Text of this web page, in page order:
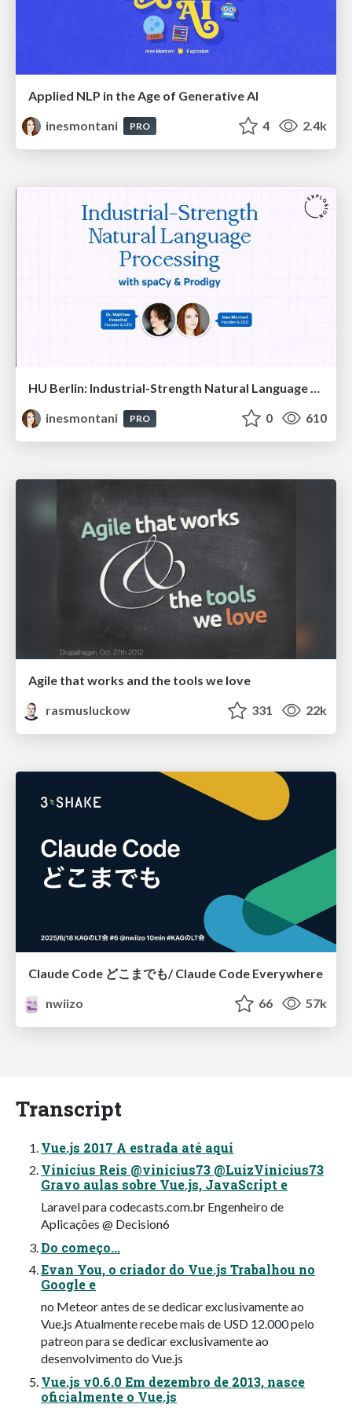
Applied NLP in the Age of Generative AI
inesmontani
PRO 4 2.4k
HU Berlin: Industrial-Strength Natural Language Processing with spaCy and Prodigy
inesmontani
PRO 0 610
Agile that works and the tools we love
rasmusluckow
331 22k
Claude Code どこまでも/ Claude Code Everywhere
nwiizo
66 57k
Transcript
Vue.js 2017 A estrada até aqui
Vinicius Reis @vinicius73 @LuizVinicius73
Gravo aulas sobre Vue.js, JavaScript e
Laravel para codecasts.com.br Engenheiro de
Aplicações @ Decision6
Do começo...
Evan You, o criador do Vue.js Trabalhou no
Google e
no Meteor antes de se dedicar exclusivamente ao
Vue.js Atualmente recebe mais de USD 12.000 pelo
patreon para se dedicar exclusivamente ao
desenvolvimento do Vue.js
Vue.js v0.6.0 Em dezembro de 2013, nasce
oficialmente o Vue.js